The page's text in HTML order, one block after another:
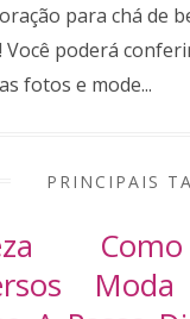
para chá de
Você poderá
fotos e mode...
PRINCIPAIS
Moda